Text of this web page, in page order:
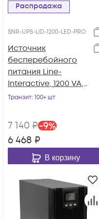
Распродажа
SNR-UPS-LID-1200-LED-PRO
Источник
бесперебойного
питания Line-
Interactive, 1200 VA,
LED серии PRO
Транзит: 100+ шт
7 140 ₽-9%
6 468 ₽
В корзину